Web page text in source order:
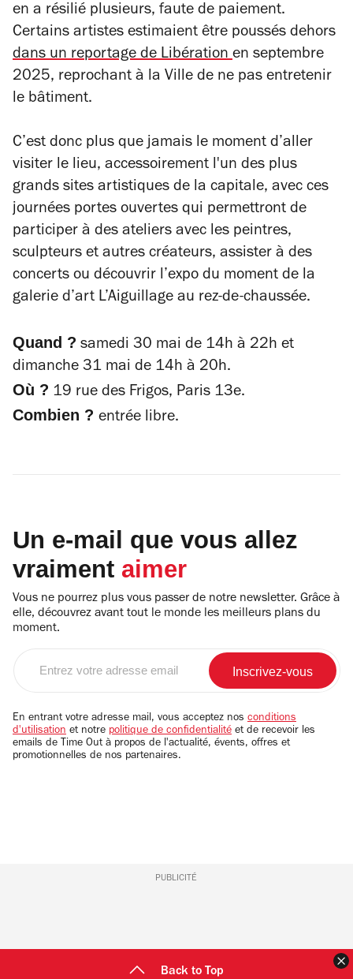
en a résilié plusieurs, faute de paiement.
Certains artistes estimaient être poussés dehors
dans un reportage deLibérationen septembre
2025, reprochant à la Ville de ne pas entretenir
le bâtiment.
C’est donc plus que jamais le moment d’aller
visiter le lieu, accessoirement l'un des plus
grands sites artistiques de la capitale, avec ces
journées portes ouvertes qui permettront de
participer à des ateliers avec les peintres,
sculpteurs et autres créateurs, assister à des
concerts ou découvrir l’expo du moment de la
galerie d’art L’Aiguillage au rez-de-chaussée.
Quand ? samedi 30 mai de 14h à 22h et
dimanche 31 mai de 14h à 20h.
Où ? 19 rue des Frigos, Paris 13e.
Combien ? entrée libre.
Un e-mail que vous allez
vraiment aimer
Vous ne pourrez plus vous passer de notre newsletter. Grâce à
elle, découvrez avant tout le monde les meilleurs plans du
moment.
email
En entrant votre adresse mail, vous acceptez nos conditions
d'utilisation et notre politique de confidentialité et de recevoir les
emails de Time Out à propos de l'actualité, évents, offres et
promotionnelles de nos partenaires.
PUBLICITÉ
Back to Top